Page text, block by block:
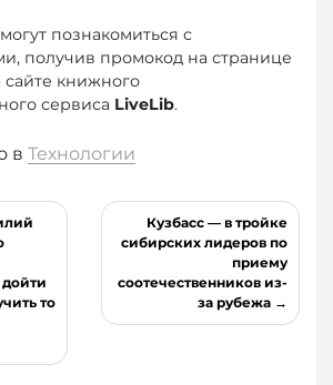
познакомиться с
получив промокод на странице
сайте книжного
сервиса LiveLib.
в Технологии
дойти
то
Кузбасс — в тройке
сибирских лидеров по
приему
соотечественников из-
за рубежа